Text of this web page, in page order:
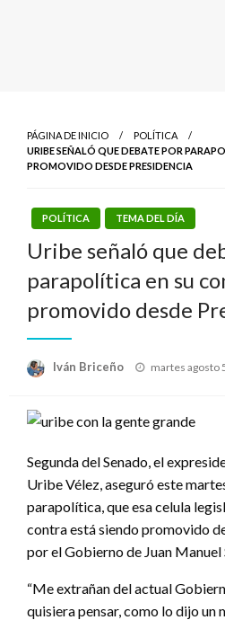
PÁGINA DE INICIO
POLÍTICA
URIBE SEÑALÓ QUE DEBATE POR
PROMOVIDO DESDE PRESIDENCIA
POLÍTICA TEMA DEL DÍA
Uribe señaló que
parapolítica en su
promovido desde
Iván Briceño
Publicado
martes agosto
Segunda del Senado, el
Uribe Vélez, aseguró este
parapolítica, que esa celula
contra está siendo promovido
por el Gobierno de Juan Manuel
“Me extrañan del actual
quisiera pensar, como lo dijo un